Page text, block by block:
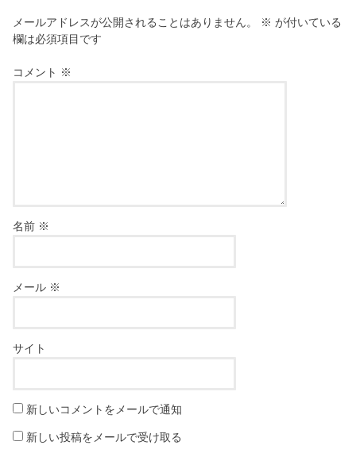
メールアドレスが公開されることはありません。 ※ が付いている
欄は必須項目です
コメント ※
名前 ※
メール ※
サイト
新しいコメントをメールで通知
新しい投稿をメールで受け取る